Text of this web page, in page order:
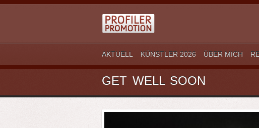
AKTUELL KÜNSTLER 2026 ÜBER MICH
GET WELL SOON